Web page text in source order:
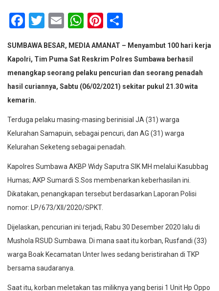
Facebook
Twitter
EmailWhatsApp
Pinterest
SUMBAWA BESAR, MEDIA AMANAT – Menyambut 100 hari kerja
Kapolri, Tim Puma Sat Reskrim Polres Sumbawa berhasil
menangkap seorang pelaku pencurian dan seorang penadah
hasil curiannya, Sabtu (06/02/2021) sekitar pukul 21.30 wita
kemarin.
Terduga pelaku masing-masing berinisial JA (31) warga
Kelurahan Samapuin, sebagai pencuri, dan AG (31) warga
Kelurahan Seketeng sebagai penadah.
Kapolres Sumbawa AKBP Widy Saputra SIK MH melalui Kasubbag
Humas; AKP Sumardi S.Sos membenarkan keberhasilan ini.
Dikatakan, penangkapan tersebut berdasarkan Laporan Polisi
nomor: LP/673/XII/2020/SPKT.
Dijelaskan, pencurian ini terjadi, Rabu 30 Desember 2020 lalu di
Mushola RSUD Sumbawa. Di mana saat itu korban, Rusfandi (33)
warga Boak Kecamatan Unter Iwes sedang beristirahan di TKP
bersama saudaranya.
Saat itu, korban meletakan tas miliknya yang berisi 1 Unit Hp Oppo